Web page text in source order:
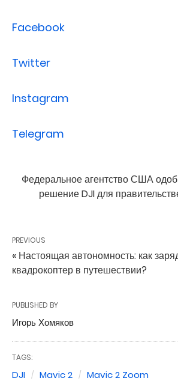
Facebook
Twitter
Instagram
Telegram
Федеральное агентство США
решение DJI для
PREVIOUS
« Настоящая автономность: как
квадрокоптер в путешествии?
PUBLISHED BY
Игорь Хомяков
TAGS:
DJI Mavic 2 Mavic 2 Zoom